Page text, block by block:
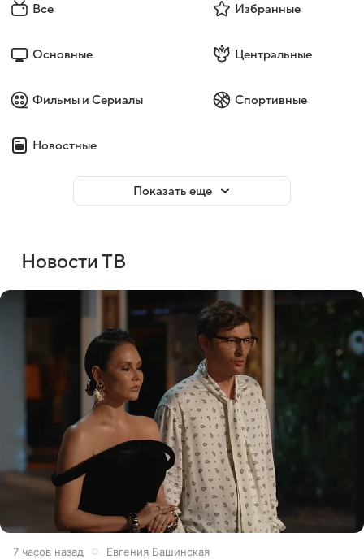
Все Избранные
Основные Центральные
Фильмы и Сериалы Спортивные
Новостные
Показать еще
Новости ТВ
7 часов назад Евгения Башинская